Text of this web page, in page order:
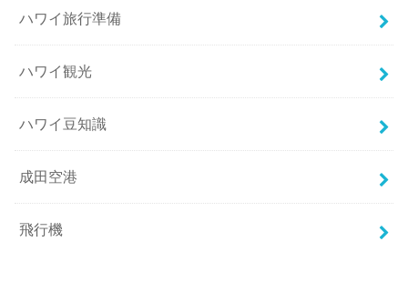
ハワイ旅行準備
ハワイ観光
ハワイ豆知識
成田空港
飛行機